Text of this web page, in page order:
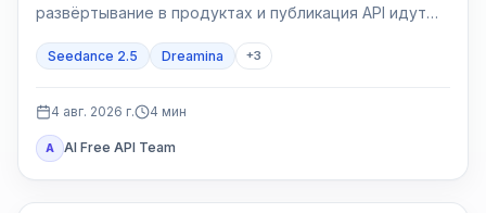
развёртывание в продуктах и публикация API идут
аккаунте и полный контракт своего провайдера.
Seedance 2.5 Dreamina +3
4 авг. 2026 г. 4 мин
A AI Free API Team